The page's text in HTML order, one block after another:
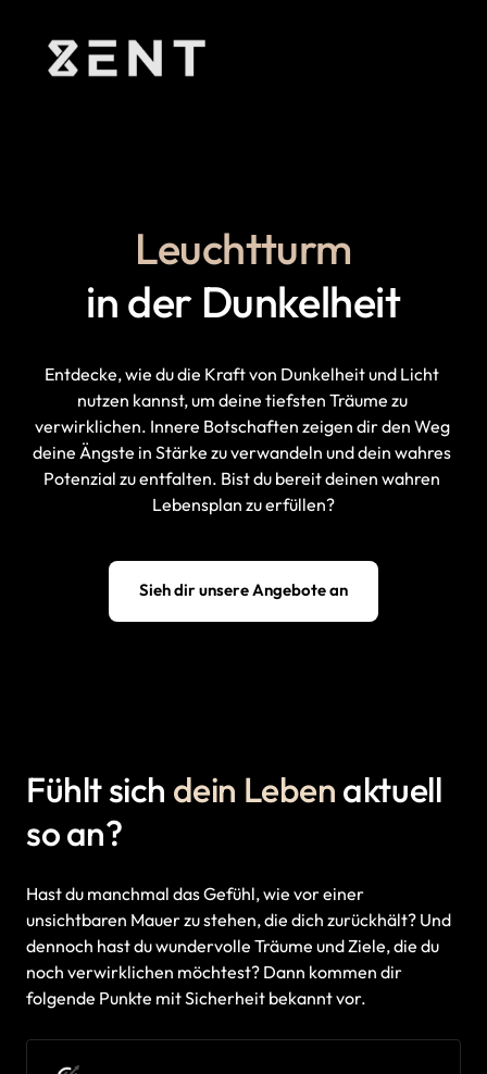
Leuchtturm
in der Dunkelheit
Entdecke, wie du die Kraft von Dunkelheit und
nutzen kannst, um deine tiefsten Träume
zu
verwirklichen. Innere Botschaften zeigen dir den
Weg
deine Ängste in Stärke zu verwandeln und dein
Potenzial zu entfalten. Bist du bereit deinen
Lebensplan zu erfüllen?
Sieh dir unsere Angebote an
Fühlt sich dein Leben aktuell
so an?
Hast du manchmal das Gefühl, wie vor
unsichtbaren Mauer zu stehen, die dich zurückhält?
dennoch hast du wundervolle Träume und Ziele, die
noch verwirklichen möchtest? Dann kommen
folgende Punkte mit Sicherheit bekannt vor.